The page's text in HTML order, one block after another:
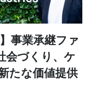
事業承継ファ
会づくり、ケ
たな価値提供